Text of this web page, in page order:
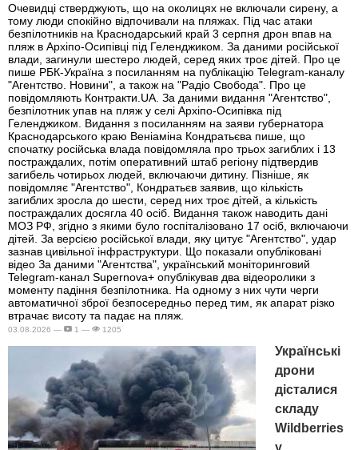
Очевидці стверджують, що на околицях не включали сирену, а
тому люди спокійно відпочивали на пляжах. Під час атаки
безпілотників на Краснодарський край 3 серпня дрон впав на
пляж в Архіпо-Осипівці під Геленджиком. За даними російської
влади, загинули шестеро людей, серед яких троє дітей. Про це
пише РБК-Україна з посиланням на публікацію Telegram-каналу
"Агентство. Новини", а також на "Радіо Свобода". Про це
повідомляють Контракти.UA. За даними видання "Агентство",
безпілотник упав на пляж у селі Архіпо-Осипівка під
Геленджиком. Видання з посиланням на заяви губернатора
Краснодарського краю Веніаміна Кондратьєва пише, що
спочатку російська влада повідомляла про трьох загиблих і 13
постраждалих, потім оперативний штаб регіону підтвердив
загибель чотирьох людей, включаючи дитину. Пізніше, як
повідомляє "Агентство", Кондратьєв заявив, що кількість
загиблих зросла до шести, серед них троє дітей, а кількість
постраждалих досягла 40 осіб. Видання також наводить дані
МОЗ РФ, згідно з якими було госпіталізовано 17 осіб, включаючи
дітей. За версією російської влади, яку цитує "Агентство", удар
зазнав цивільної інфраструктури. Що показали опубліковані
відео За даними "Агентства", український моніторинговий
Telegram-канал Supernova+ опублікував два відеоролики з
моменту падіння безпілотника. На одному з них чути черги
автоматичної зброї безпосередньо перед тим, як апарат різко
втрачає висоту та падає на пляж.
03.08.2026 — 1 — 1205
Українські
дрони
дісталися
складу
Wildberries
у